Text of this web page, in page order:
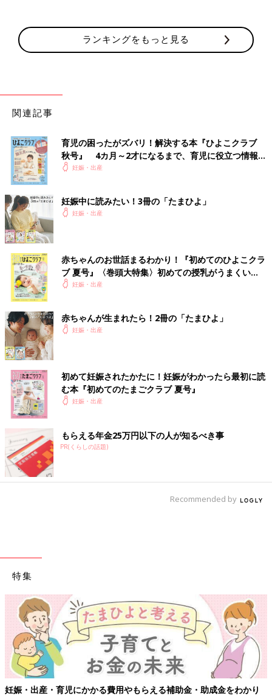
ランキングをもっと見る
関連記事
育児の困ったがズバリ！解決する本『ひよこクラブ
秋号』 4カ月～2才になるまで、育児に役立つ情報が
いっぱい！
妊娠・出産
妊娠中に読みたい！3冊の「たまひよ」
妊娠・出産
赤ちゃんのお世話まるわかり！『初めてのひよこクラ
ブ 夏号』〈巻頭大特集〉初めての授乳がうまくい
く！ おっぱい・ミルクの基本と夏のトラブル 解決テ
妊娠・出産
赤ちゃんが生まれたら！2冊の「たまひよ」
妊娠・出産
初めて妊娠されたかたに！妊娠がわかったら最初に読
む本『初めてのたまごクラブ 夏号』
妊娠・出産
もらえる年金25万円以下の人が知るべき事
PR(くらしの話題)
Recommended by
特集
妊娠・出産・育児にかかる費用やもらえる補助金・助成金をわかり